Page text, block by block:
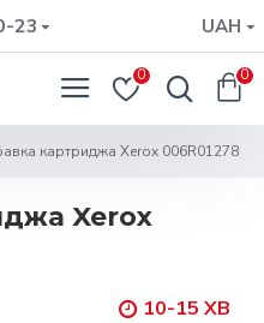
23 UAH
0 0
картриджа Xerox 006R01278
Xerox
10-15 ХВ